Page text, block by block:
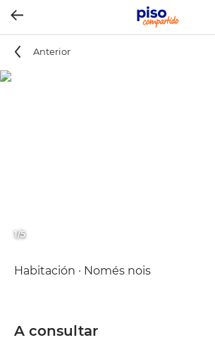
Anterior
1/5
Habitación · Només nois
A consultar